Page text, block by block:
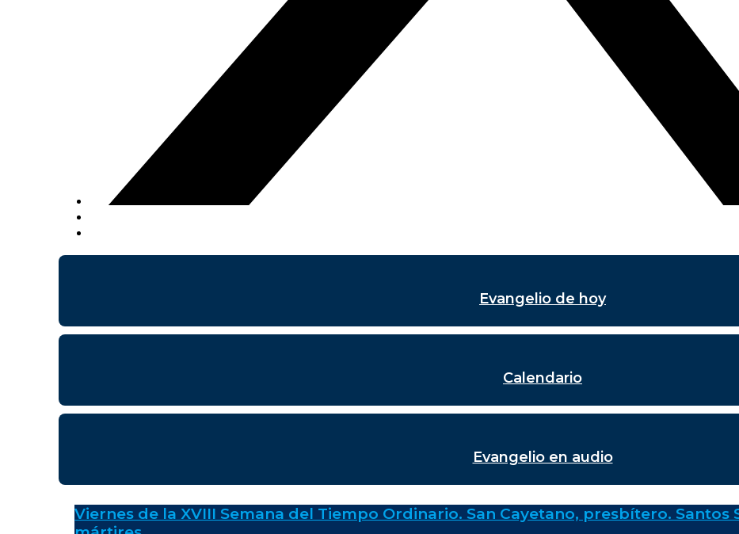
Evangelio de hoy
Calendario
Evangelio en audio
Viernes de la XVIII Semana del Tiempo Ordinario. San Cayetano, presbítero. Santos